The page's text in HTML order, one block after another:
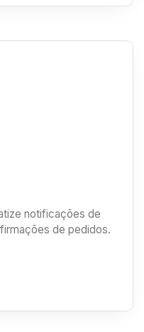
notificações de
de pedidos.